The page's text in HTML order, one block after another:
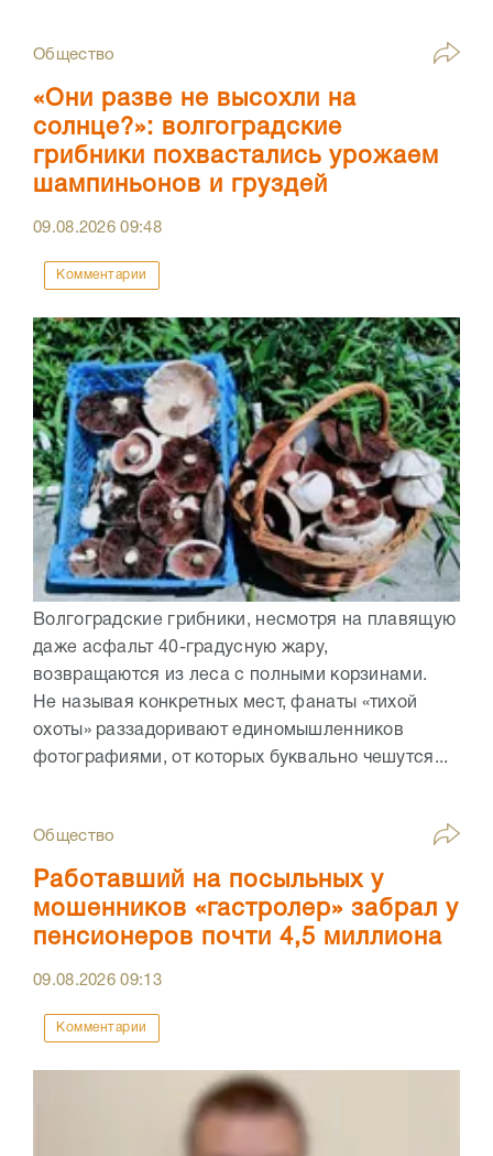
Общество
«Они разве не высохли на
солнце?»: волгоградские
грибники похвастались урожаем
шампиньонов и груздей
09.08.202609:48
Комментарии
Волгоградские грибники, несмотря на плавящую
даже асфальт 40-градусную жару,
возвращаются из леса с полными корзинами.
Не называя конкретных мест, фанаты «тихой
охоты» раззадоривают единомышленников
фотографиями, от которых буквально чешутся...
Общество
Работавший на посыльных у
мошенников «гастролер» забрал у
пенсионеров почти 4,5 миллиона
09.08.202609:13
Комментарии